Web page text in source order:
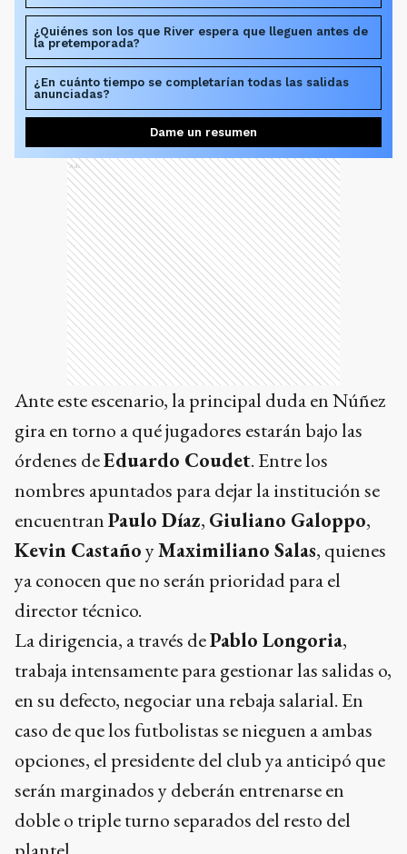
¿Quiénes son los que River espera que lleguen antes de
la pretemporada?
¿En cuánto tiempo se completarían todas las salidas
anunciadas?
Dame un resumen
Ads
Ante este escenario, la principal duda en Núñez
gira en torno a qué jugadores estarán bajo las
órdenes deEduardo Coudet. Entre los
nombres apuntados para dejar la institución se
encuentranPaulo Díaz, Giuliano Galoppo,
Kevin CastañoyMaximiliano Salas, quienes
ya conocen que no serán prioridad para el
director técnico.
La dirigencia, a través dePablo Longoria,
trabaja intensamente para gestionar las salidas o,
en su defecto, negociar una rebaja salarial. En
caso de que los futbolistas se nieguen a ambas
opciones, el presidente del club ya anticipó que
serán marginados y deberán entrenarse en
doble o triple turno separados del resto del